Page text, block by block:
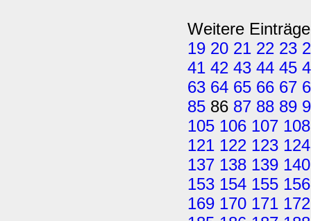
Weitere
19 20 21 22 23
41 42 43 44 45
63 64 65 66 67
85 86 87 88 89
105 106 107 108
121 122 123 124
137 138 139 140
153 154 155 156
169 170 171 172